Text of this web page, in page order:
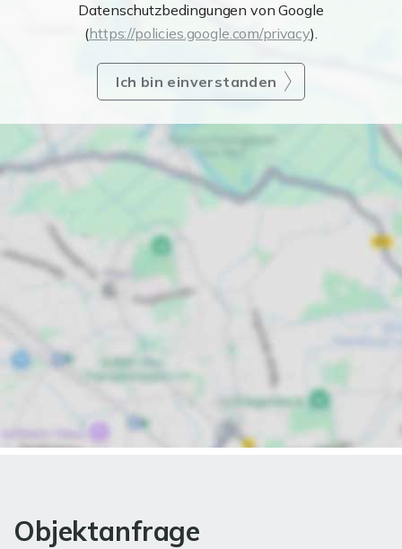
Datenschutzbedingungen von Google
(https://policies.google.com/privacy).
Ich bin einverstanden
Objektanfrage